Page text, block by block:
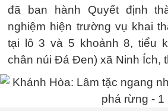
đã ban hành Quyết định
nghiệm hiện trường vụ khai
tại lô 3 và 5 khoảnh 8, tiểu
chân núi Đá Đen) xã Ninh Ích,